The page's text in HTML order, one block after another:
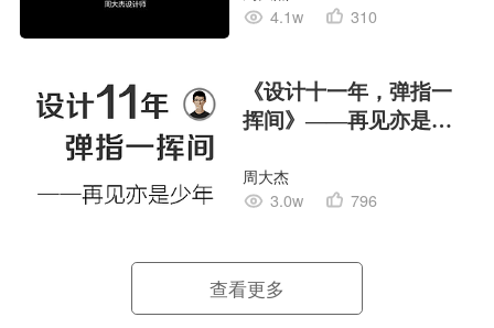
4.1w
310
《设计十一年，弹指一
挥间》——再见亦是少
周大杰
3.0w
796
查看更多